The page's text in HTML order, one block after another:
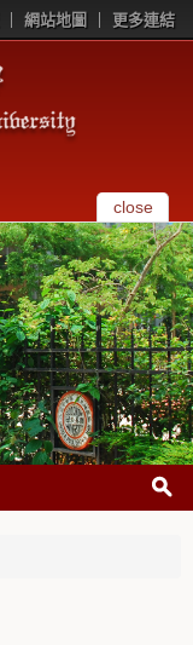
網站地圖 更多連結
close